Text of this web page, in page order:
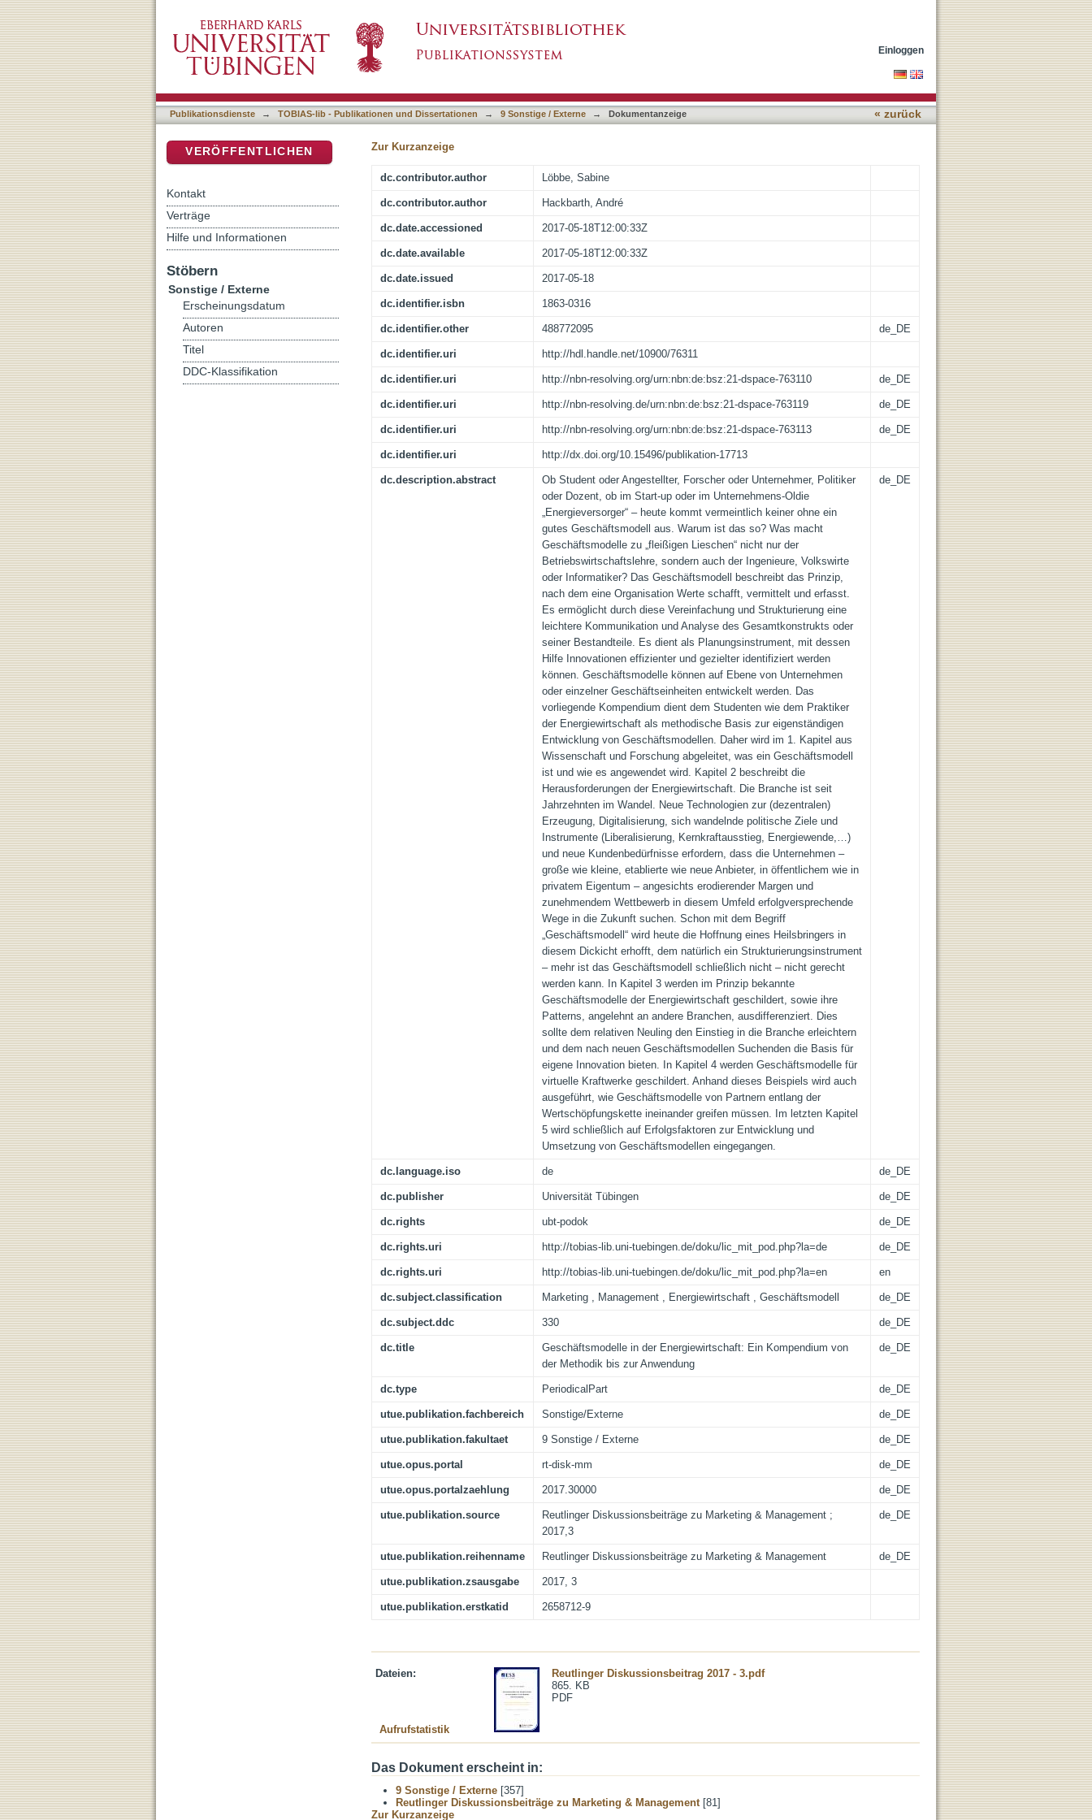
Einloggen
Publikationsdienste → TOBIAS-lib - Publikationen und Dissertationen → 9 Sonstige / Externe → Dokumentanzeige « zurück
Zur Kurzanzeige
dc.contributor.author Löbbe, Sabine
dc.contributor.author Hackbarth, André
dc.date.accessioned 2017-05-18T12:00:33Z
dc.date.available 2017-05-18T12:00:33Z
dc.date.issued 2017-05-18
dc.identifier.isbn 1863-0316
dc.identifier.other 488772095 de_DE
dc.identifier.uri http://hdl.handle.net/10900/76311
dc.identifier.uri http://nbn-resolving.org/urn:nbn:de:bsz:21-dspace-763110 de_DE
dc.identifier.uri http://nbn-resolving.de/urn:nbn:de:bsz:21-dspace-763119 de_DE
dc.identifier.uri http://nbn-resolving.org/urn:nbn:de:bsz:21-dspace-763113 de_DE
dc.identifier.uri http://dx.doi.org/10.15496/publikation-17713
dc.description.abstract
Ob Student oder Angestellter, Forscher oder Unternehmer, Politiker
oder Dozent, ob im Start-up oder im Unternehmens-Oldie
„Energieversorger“ – heute kommt vermeintlich keiner ohne ein
gutes Geschäftsmodell aus. Warum ist das so? Was macht
Geschäftsmodelle zu „fleißigen Lieschen“ nicht nur der
Betriebswirtschaftslehre, sondern auch der Ingenieure, Volkswirte
oder Informatiker? Das Geschäftsmodell beschreibt das Prinzip,
nach dem eine Organisation Werte schafft, vermittelt und erfasst.
Es ermöglicht durch diese Vereinfachung und Strukturierung eine
leichtere Kommunikation und Analyse des Gesamtkonstrukts oder
seiner Bestandteile. Es dient als Planungsinstrument, mit dessen
Hilfe Innovationen effizienter und gezielter identifiziert werden
können. Geschäftsmodelle können auf Ebene von Unternehmen
oder einzelner Geschäftseinheiten entwickelt werden. Das
vorliegende Kompendium dient dem Studenten wie dem Praktiker
der Energiewirtschaft als methodische Basis zur eigenständigen
Entwicklung von Geschäftsmodellen. Daher wird im 1. Kapitel aus
Wissenschaft und Forschung abgeleitet, was ein Geschäftsmodell
ist und wie es angewendet wird. Kapitel 2 beschreibt die
Herausforderungen der Energiewirtschaft. Die Branche ist seit
Jahrzehnten im Wandel. Neue Technologien zur (dezentralen)
Erzeugung, Digitalisierung, sich wandelnde politische Ziele und
Instrumente (Liberalisierung, Kernkraftausstieg, Energiewende,…)
und neue Kundenbedürfnisse erfordern, dass die Unternehmen –
große wie kleine, etablierte wie neue Anbieter, in öffentlichem wie in
privatem Eigentum – angesichts erodierender Margen und
zunehmendem Wettbewerb in diesem Umfeld erfolgversprechende
Wege in die Zukunft suchen. Schon mit dem Begriff
„Geschäftsmodell“ wird heute die Hoffnung eines Heilsbringers in
diesem Dickicht erhofft, dem natürlich ein Strukturierungsinstrument
– mehr ist das Geschäftsmodell schließlich nicht – nicht gerecht
werden kann. In Kapitel 3 werden im Prinzip bekannte
Geschäftsmodelle der Energiewirtschaft geschildert, sowie ihre
Patterns, angelehnt an andere Branchen, ausdifferenziert. Dies
sollte dem relativen Neuling den Einstieg in die Branche erleichtern
und dem nach neuen Geschäftsmodellen Suchenden die Basis für
eigene Innovation bieten. In Kapitel 4 werden Geschäftsmodelle für
virtuelle Kraftwerke geschildert. Anhand dieses Beispiels wird auch
ausgeführt, wie Geschäftsmodelle von Partnern entlang der
Wertschöpfungskette ineinander greifen müssen. Im letzten Kapitel
5 wird schließlich auf Erfolgsfaktoren zur Entwicklung und
Umsetzung von Geschäftsmodellen eingegangen.
de_DE
dc.language.iso de de_DE
dc.publisher Universität Tübingen de_DE
dc.rights ubt-podok de_DE
dc.rights.uri http://tobias-lib.uni-tuebingen.de/doku/lic_mit_pod.php?la=de de_DE
dc.rights.uri http://tobias-lib.uni-tuebingen.de/doku/lic_mit_pod.php?la=en en
dc.subject.classification Marketing , Management , Energiewirtschaft , Geschäftsmodell de_DE
dc.subject.ddc 330 de_DE
dc.title
Geschäftsmodelle in der Energiewirtschaft: Ein Kompendium von
der Methodik bis zur Anwendung
de_DE
dc.type PeriodicalPart de_DE
utue.publikation.fachbereich Sonstige/Externe de_DE
utue.publikation.fakultaet 9 Sonstige / Externe de_DE
utue.opus.portal rt-disk-mm de_DE
utue.opus.portalzaehlung 2017.30000 de_DE
utue.publikation.source
Reutlinger Diskussionsbeiträge zu Marketing & Management ;
2017,3
de_DE
utue.publikation.reihenname Reutlinger Diskussionsbeiträge zu Marketing & Management de_DE
utue.publikation.zsausgabe 2017, 3
utue.publikation.erstkatid 2658712-9
Dateien:
Reutlinger Diskussionsbeitrag 2017 - 3.pdf
865. KB
PDF
Aufrufstatistik
Das Dokument erscheint in:
9 Sonstige / Externe [357]
Reutlinger Diskussionsbeiträge zu Marketing & Management[81]
Zur Kurzanzeige
VERÖFFENTLICHEN
Kontakt
Verträge
Hilfe und Informationen
Stöbern
Sonstige / Externe
Erscheinungsdatum
Autoren
Titel
DDC-Klassifikation